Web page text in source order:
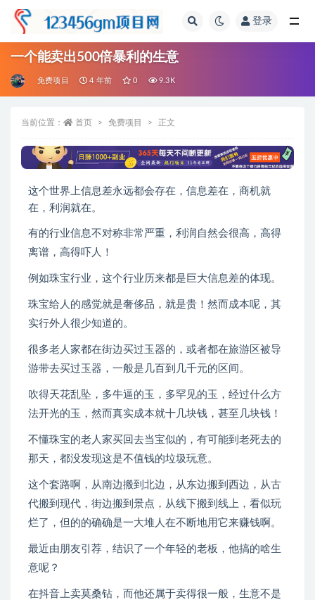
登录
一个能卖出500倍暴利的生意
免费项目 4 年前 0 9.3K
当前位置： 首页 免费项目 正文
这个世界上信息差永远都会存在，信息差在，商机就
在，利润就在。
有的行业信息不对称非常严重，利润自然会很高，高得
离谱，高得吓人！
例如珠宝行业，这个行业历来都是巨大信息差的体现。
珠宝给人的感觉就是奢侈品，就是贵！然而成本呢，其
实行外人很少知道的。
很多老人家都在街边买过玉器的，或者都在旅游区被导
游带去买过玉器，一般是几百到几千元的区间。
吹得天花乱坠，多牛逼的玉，多罕见的玉，经过什么方
法开光的玉，然而真实成本就十几块钱，甚至几块钱！
不懂珠宝的老人家买回去当宝似的，有可能到老死去的
那天，都没发现这是不值钱的垃圾玩意。
这个套路啊，从南边搬到北边，从东边搬到西边，从古
代搬到现代，街边搬到景点，从线下搬到线上，看似玩
烂了，但的的确确是一大堆人在不断地用它来赚钱啊。
最近由朋友引荐，结识了一个年轻的老板，他搞的啥生
意呢？
在抖音上卖莫桑钻，而他还属于卖得很一般，生意不是